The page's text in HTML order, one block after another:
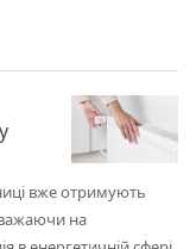
вже отримують
на